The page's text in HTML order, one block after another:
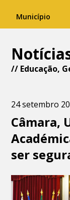
Município
// Educação,
24 setembro
Câmara,
ser